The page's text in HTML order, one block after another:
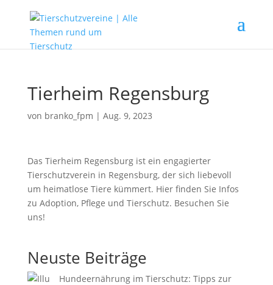
Tierheim Regensburg
von branko_fpm | Aug. 9, 2023
Das Tierheim Regensburg ist ein engagierter
Tierschutzverein in Regensburg, der sich liebevoll
um heimatlose Tiere kümmert. Hier finden Sie Infos
zu Adoption, Pflege und Tierschutz. Besuchen Sie
uns!
Neuste Beiträge
Hundeernährung im Tierschutz: Tipps zur